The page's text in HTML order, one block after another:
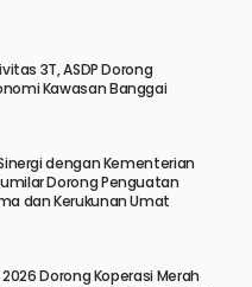
3T, ASDP Dorong
Kawasan Banggai
Sinergi dengan Kementerian
Dorong Penguatan
dan Kerukunan Umat
2026 Dorong Koperasi Merah